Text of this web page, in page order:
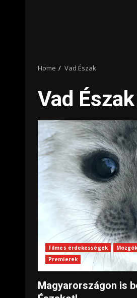
Home Vad Észak
Vad Észak
Filmes érdekességek
Premierek
Magyarországon is